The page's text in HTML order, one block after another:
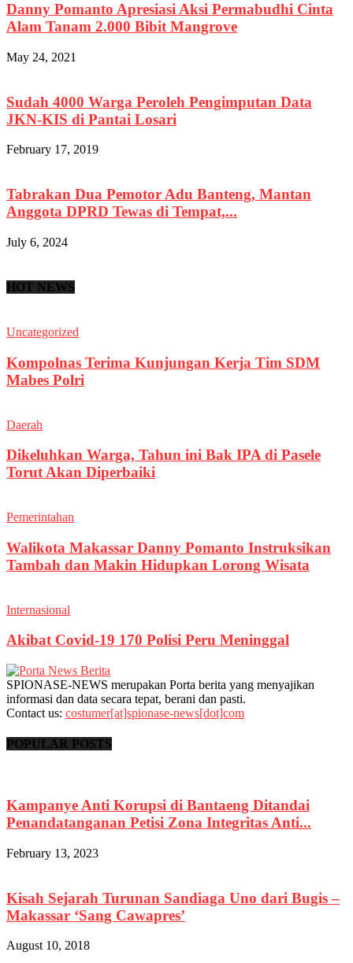
Danny Pomanto Apresiasi Aksi Permabudhi Cinta
Alam Tanam 2.000 Bibit Mangrove
May 24, 2021
Sudah 4000 Warga Peroleh Pengimputan Data
JKN-KIS di Pantai Losari
February 17, 2019
Tabrakan Dua Pemotor Adu Banteng, Mantan
Anggota DPRD Tewas di Tempat,...
July 6, 2024
HOT NEWS
Uncategorized
Kompolnas Terima Kunjungan Kerja Tim SDM
Mabes Polri
Daerah
Dikeluhkan Warga, Tahun ini Bak IPA di Pasele
Torut Akan Diperbaiki
Pemerintahan
Walikota Makassar Danny Pomanto Instruksikan
Tambah dan Makin Hidupkan Lorong Wisata
Internasional
Akibat Covid-19 170 Polisi Peru Meninggal
SPIONASE-NEWS merupakan Porta berita yang menyajikan
informasi dan data secara tepat, berani dan pasti.
Contact us: costumer[at]spionase-news[dot]com
POPULAR POSTS
Kampanye Anti Korupsi di Bantaeng Ditandai
Penandatanganan Petisi Zona Integritas Anti...
February 13, 2023
Kisah Sejarah Turunan Sandiaga Uno dari Bugis –
Makassar ‘Sang Cawapres’
August 10, 2018